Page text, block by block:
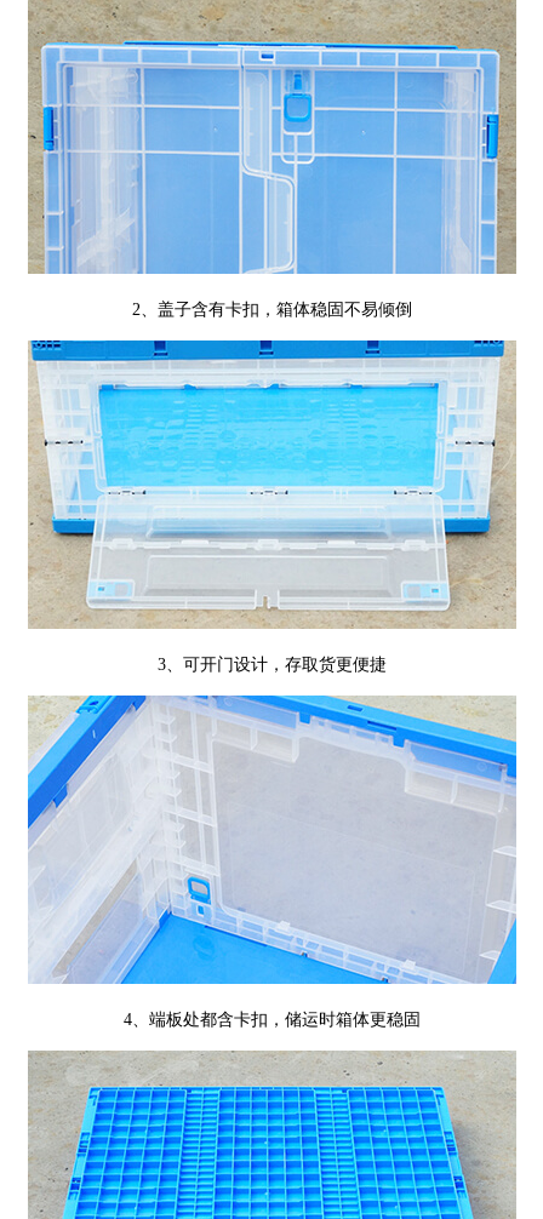
2、盖子含有卡扣，箱体稳固不易倾倒
3、可开门设计，存取货更便捷
4、端板处都含卡扣，储运时箱体更稳固